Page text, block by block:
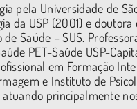
pela Universidade de
da USP (2001) e
Saúde – SUS.
PET-Saúde USP-
em Formação
e Instituto de
principalmente